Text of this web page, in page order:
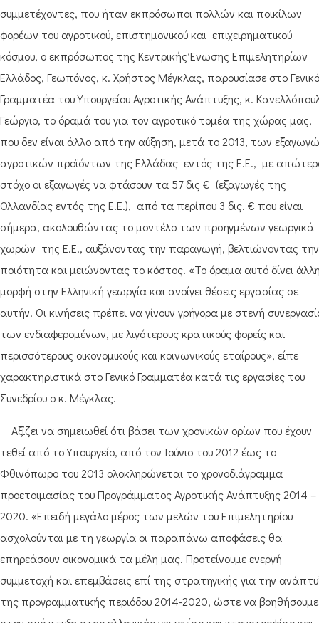
συμμετέχοντες, που ήταν εκπρόσωποι πολλών και ποικίλων
φορέων του αγροτικού, επιστημονικού και επιχειρηματικού
κόσμου, ο εκπρόσωπος της Κεντρικής Ένωσης Επιμελητηρίων
Ελλάδος, Γεωπόνος, κ. Χρήστος Μέγκλας, παρουσίασε στο Γενικό
Γραμματέα του Υπουργείου Αγροτικής Ανάπτυξης, κ.
Γεώργιο, το όραμά του για τον αγροτικό τομέα της χώρας μας,
που δεν είναι άλλο από την αύξηση, μετά το 2013, των
αγροτικών προϊόντων της Ελλάδας εντός της Ε.Ε., με
στόχο οι εξαγωγές να φτάσουν τα 57 δις € (εξαγωγές της
Ολλανδίας εντός της Ε.Ε.), από τα περίπου 3 δις. € που είναι
σήμερα, ακολουθώντας το μοντέλο των προηγμένων γεωργικά
χωρών της Ε.Ε., αυξάνοντας την παραγωγή, βελτιώνοντας την
ποιότητα και μειώνοντας το κόστος. «Το όραμα αυτό δίνει
μορφή στην Ελληνική γεωργία και ανοίγει θέσεις εργασίας σε
αυτήν. Οι κινήσεις πρέπει να γίνουν γρήγορα με στενή
των ενδιαφερομένων, με λιγότερους κρατικούς φορείς και
περισσότερους οικονομικούς και κοινωνικούς εταίρους», είπε
χαρακτηριστικά στο Γενικό Γραμματέα κατά τις εργασίες του
Συνεδρίου ο κ. Μέγκλας.
Αξίζει να σημειωθεί ότι βάσει των χρονικών ορίων που έχουν
τεθεί από το Υπουργείο, από τον Ιούνιο του 2012 έως το
Φθινόπωρο του 2013 ολοκληρώνεται το χρονοδιάγραμμα
προετοιμασίας του Προγράμματος Αγροτικής Ανάπτυξης 2014 –
2020. «Επειδή μεγάλο μέρος των μελών του Επιμελητηρίου
ασχολούνται με τη γεωργία οι παραπάνω αποφάσεις θα
επηρεάσουν οικονομικά τα μέλη μας. Προτείνουμε ενεργή
συμμετοχή και επεμβάσεις επί της στρατηγικής για την
της προγραμματικής περιόδου 2014-2020, ώστε να βοηθήσουμε